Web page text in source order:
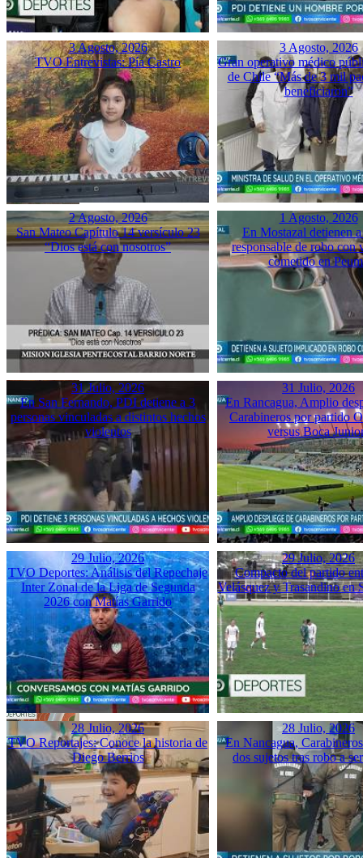
3 Agosto, 2026
TVO Entrevistas: Pía Castro
3 Agosto, 2026
Gran operativo médico
de Chile “Más de 3 mil
beneficiaron”
2 Agosto, 2026
San Mateo Capítulo 14 versículo 23
“Dios está con nosotros”
1 Agosto, 2026
En Mostazal detienen
responsable de robo con
cometido en
31 Julio, 2026
En San Fernando, PDI detiene a 3
personas vinculadas a distintos hechos
violentos
31 Julio, 2026
En Rancagua, Amplio
Carabineros por partido
versus Boca
29 Julio, 2026
TVO Deportes: Análisis del Repechaje
Inter Zonal de la Liga de Segunda
2026 con Matías Garrido
29 Julio, 2026
Compacto del partido
Velásquez y Trasandino en
28 Julio, 2026
TVO Reportajes: Conoce la historia de
Diego Berrios
28 Julio, 2026
En Nancagua,
dos sujetos tras robo a